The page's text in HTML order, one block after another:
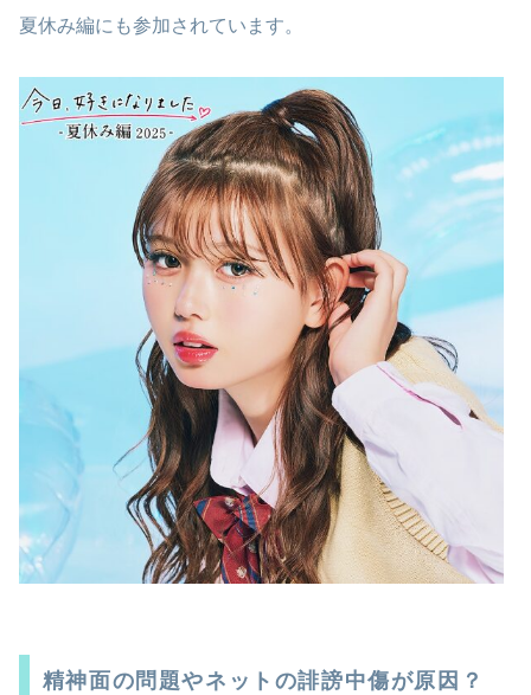
夏休み編にも参加されています。
精神面の問題やネットの誹謗中傷が原因？